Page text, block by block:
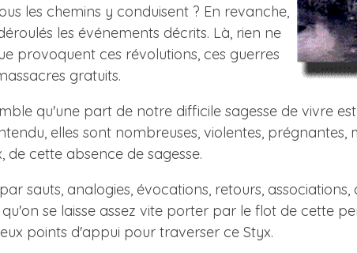
les chemins y conduisent ? En revanche,
les événements décrits. Là, rien ne
provoquent ces révolutions, ces guerres
gratuits.
qu'une part de notre difficile sagesse de vivre
elles sont nombreuses, violentes, prégnantes,
de cette absence de sagesse.
sauts, analogies, évocations, retours,
se laisse assez vite porter par le flot de cette
points d'appui pour traverser ce Styx.